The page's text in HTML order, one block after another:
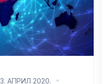
3. АПРИЛ 2020.